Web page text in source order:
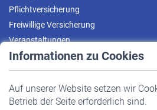
Informationen zu Cookies
Auf unserer Website setzen wir
Betrieb der Seite erforderlich sind.
Pflichtversicherung
Freiwillige Versicherung
Veranstaltungen
Pflichtversicherung